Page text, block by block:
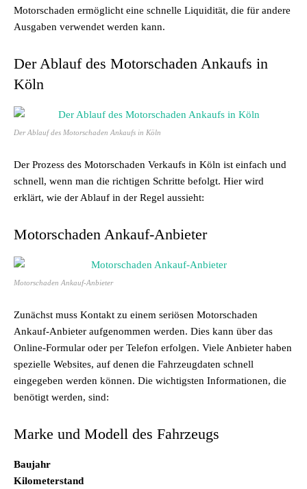
Motorschaden ermöglicht eine schnelle Liquidität, die für andere
Ausgaben verwendet werden kann.
Der Ablauf des Motorschaden Ankaufs in
Köln
Der Ablauf des Motorschaden Ankaufs in Köln
Der Prozess des Motorschaden Verkaufs in Köln ist einfach und
schnell, wenn man die richtigen Schritte befolgt. Hier wird
erklärt, wie der Ablauf in der Regel aussieht:
Motorschaden Ankauf-Anbieter
Motorschaden Ankauf-Anbieter
Zunächst muss Kontakt zu einem seriösen Motorschaden
Ankauf-Anbieter aufgenommen werden. Dies kann über das
Online-Formular oder per Telefon erfolgen. Viele Anbieter haben
spezielle Websites, auf denen die Fahrzeugdaten schnell
eingegeben werden können. Die wichtigsten Informationen, die
benötigt werden, sind:
Marke und Modell des Fahrzeugs
Baujahr
Kilometerstand